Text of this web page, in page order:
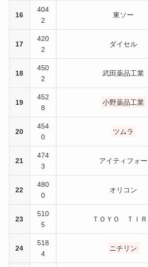
16
404
2
東ソー
17
420
2
ダイセル
18
450
2
武田薬品工業
19
452
8
小野薬品工業
20
454
0
ツムラ
21
474
3
アイティフォー
22
480
0
オリコン
23
510
5
ＴＯＹＯ ＴＩＲ
24
518
4
ニチリン